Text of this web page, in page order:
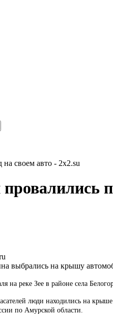
своем авто - 2x2.su
выбрались на крышу
на реке Зее в районе села
люди находились на
по Амурской области.